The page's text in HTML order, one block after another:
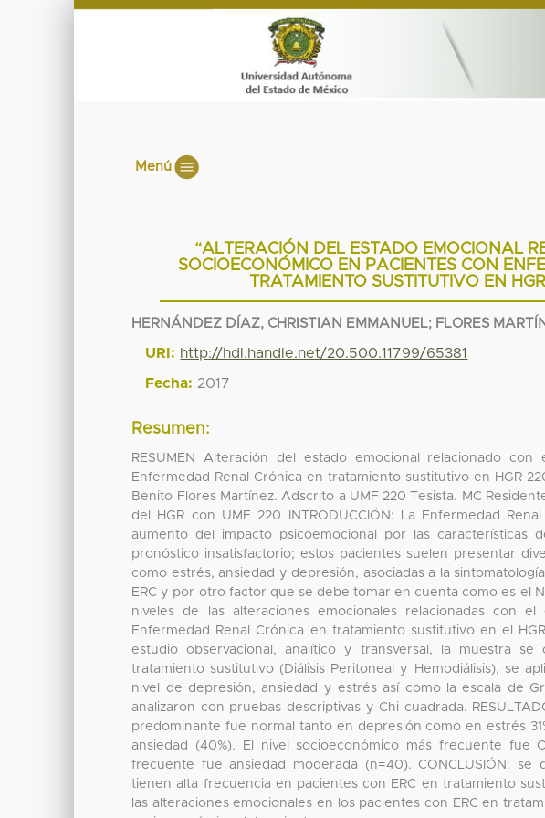
Menú
“ALTERACIÓN DEL ESTADO EMOCIONAL
SOCIOECONÓMICO EN PACIENTES CON
TRATAMIENTO SUSTITUTIVO EN
HERNÁNDEZ DÍAZ, CHRISTIAN EMMANUEL; FLORES
URI: http://hdl.handle.net/20.500.11799/65381
Fecha: 2017
Resumen:
RESUMEN Alteración del estado emocional relacionado
Enfermedad Renal Crónica en tratamiento sustitutivo en HGR
Benito Flores Martínez. Adscrito a UMF 220 Tesista. MC
del HGR con UMF 220 INTRODUCCIÓN: La Enfermedad
aumento del impacto psicoemocional por las características
pronóstico insatisfactorio; estos pacientes suelen presentar
como estrés, ansiedad y depresión, asociadas a la
ERC y por otro factor que se debe tomar en cuenta como es el
niveles de las alteraciones emocionales relacionadas con
Enfermedad Renal Crónica en tratamiento sustitutivo en el
estudio observacional, analítico y transversal, la muestra
tratamiento sustitutivo (Diálisis Peritoneal y Hemodiálisis), se
nivel de depresión, ansiedad y estrés así como la escala de
analizaron con pruebas descriptivas y Chi cuadrada.
predominante fue normal tanto en depresión como en estrés
ansiedad (40%). El nivel socioeconómico más frecuente fue
frecuente fue ansiedad moderada (n=40). CONCLUSIÓN: se
tienen alta frecuencia en pacientes con ERC en tratamiento
las alteraciones emocionales en los pacientes con ERC en